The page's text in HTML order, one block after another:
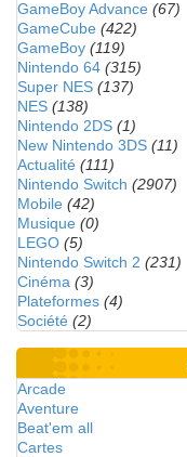
GameBoy Advance (67)
GameCube (422)
GameBoy (119)
Nintendo 64 (315)
Super NES (137)
NES (138)
Nintendo 2DS (1)
New Nintendo 3DS (11)
Actualité (111)
Nintendo Switch (2907)
Mobile (42)
Musique (0)
LEGO (5)
Nintendo Switch 2 (231)
Cinéma (3)
Plateformes (4)
Société (2)
Arcade
Aventure
Beat'em all
Cartes